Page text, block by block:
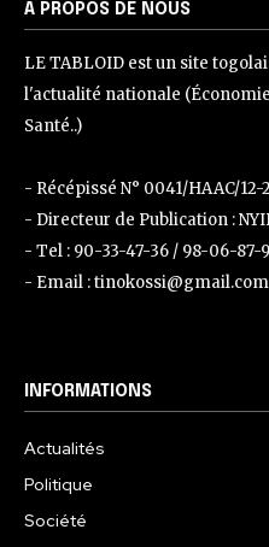
A PROPOS DE NOUS
LE TABLOID est un site
l'actualité nationale
Santé..)
- Récépissé N° 0041/HAAC/
- Directeur de Publication :
- Tel : 90-33-47-36 / 98-06-87-
- Email : tinokossi@gmail.com
INFORMATIONS
Actualités
Politique
Société